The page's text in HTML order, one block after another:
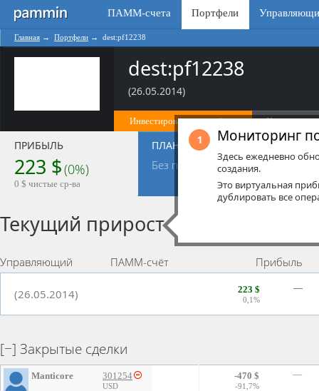
ПАММ-счета Портфели
Главная → Портфели → dest:pf12238
dest:pf12238
(26.05.2014)
Инвестировать в портфель Копировать
ПРИБЫЛЬ
223 $(0%)
0 $ чистые ср-ва
ПЛАН
Без плана 231
0
Текущий прирост
Управляющий ПАММ-счёт Прибыль
(26.05.2014) 223 $
0,1%
—
Закрытые сделки
Manticore 301254
USD
-470 $
-91,7%
—
1 Мониторинг
Здесь ежедневно
создания.
Это виртуальная
дублировать все